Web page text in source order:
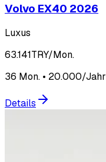
Volvo EX40 2026
Luxus
63.141TRY/Mon.
36 Mon. • 20.000/Jahr
Details